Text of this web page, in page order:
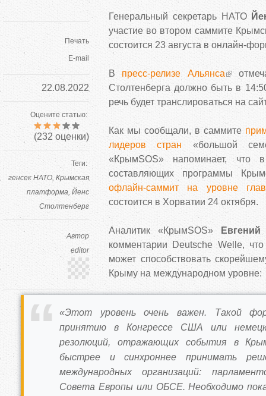
Печать
E-mail
22.08.2022
Оцените статью:
(232 оценки)
Теги:
генсек НАТО Крымская
платформа Йенс
Столтенберг
Автор
editor
Генеральный секретарь НАТО
участие во втором саммите
состоится 23 августа в онлайн-
В пресс-релизе Альянса
Столтенберга должно быть в
речь будет транслироваться на
Как мы сообщали, в саммите
лидеров стран «большой
«КрымSOS» напоминает, что
составляющих программы
офлайн-саммит на уровне
состоится в Хорватии 24 октября.
Аналитик «КрымSOS»
комментарии Deutsche Welle,
может способствовать
Крыму на международном уровне:
«Этот уровень очень важен. Такой
принятию в Конгрессе США или
резолюций, отражающих события в
быстрее и синхроннее принимать
международных организаций:
Совета Европы или ОБСЕ. Необходимо